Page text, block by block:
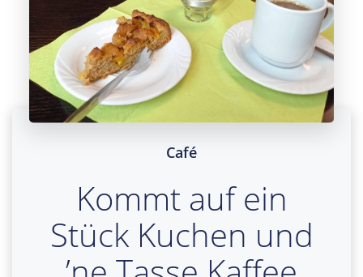
Café
Kommt auf ein
Stück Kuchen und